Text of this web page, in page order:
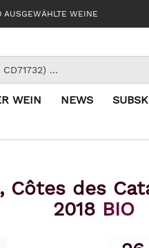
AUSGEWÄHLTE WEINE
WEIN NEWS
Côtes des
2018 BIO